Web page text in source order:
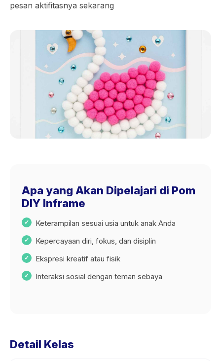
pesan aktifitasnya sekarang
Apa yang Akan Dipelajari di Pom
DIY Inframe
Keterampilan sesuai usia untuk anak Anda
Kepercayaan diri, fokus, dan disiplin
Ekspresi kreatif atau fisik
Interaksi sosial dengan teman sebaya
Detail Kelas